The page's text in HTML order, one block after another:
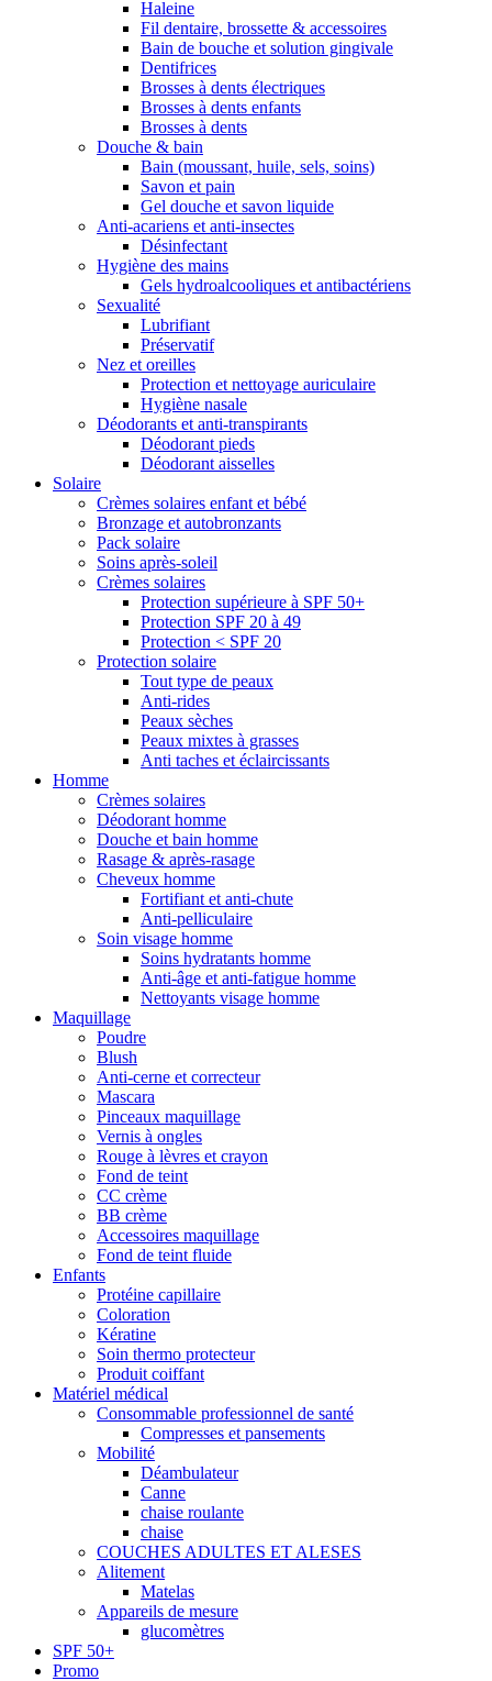
Haleine
Fil dentaire, brossette & accessoires
Bain de bouche et solution gingivale
Dentifrices
Brosses à dents électriques
Brosses à dents enfants
Brosses à dents
Douche & bain
Bain (moussant, huile, sels, soins)
Savon et pain
Gel douche et savon liquide
Anti-acariens et anti-insectes
Désinfectant
Hygiène des mains
Gels hydroalcooliques et antibactériens
Sexualité
Lubrifiant
Préservatif
Nez et oreilles
Protection et nettoyage auriculaire
Hygiène nasale
Déodorants et anti-transpirants
Déodorant pieds
Déodorant aisselles
Solaire
Crèmes solaires enfant et bébé
Bronzage et autobronzants
Pack solaire
Soins après-soleil
Crèmes solaires
Protection supérieure à SPF 50+
Protection SPF 20 à 49
Protection < SPF 20
Protection solaire
Tout type de peaux
Anti-rides
Peaux sèches
Peaux mixtes à grasses
Anti taches et éclaircissants
Homme
Crèmes solaires
Déodorant homme
Douche et bain homme
Rasage & après-rasage
Cheveux homme
Fortifiant et anti-chute
Anti-pelliculaire
Soin visage homme
Soins hydratants homme
Anti-âge et anti-fatigue homme
Nettoyants visage homme
Maquillage
Poudre
Blush
Anti-cerne et correcteur
Mascara
Pinceaux maquillage
Vernis à ongles
Rouge à lèvres et crayon
Fond de teint
CC crème
BB crème
Accessoires maquillage
Fond de teint fluide
Enfants
Protéine capillaire
Coloration
Kératine
Soin thermo protecteur
Produit coiffant
Matériel médical
Consommable professionnel de santé
Compresses et pansements
Mobilité
Déambulateur
Canne
chaise roulante
chaise
COUCHES ADULTES ET ALESES
Alitement
Matelas
Appareils de mesure
glucomètres
SPF 50+
Promo